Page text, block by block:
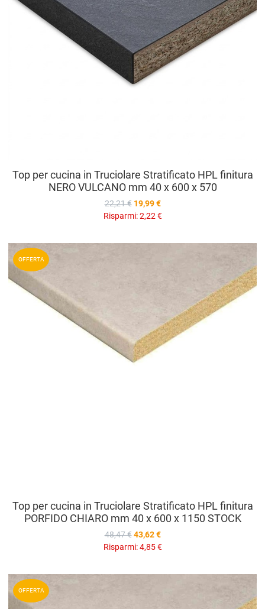
Top per cucina in Truciolare Stratificato HPL finitura
NERO VULCANO mm 40 x 600 x 570
22,21 € 19,99 €
Risparmi:2,22 €
OFFERTA
Top per cucina in Truciolare Stratificato HPL finitura
PORFIDO CHIARO mm 40 x 600 x 1150 STOCK
48,47 € 43,62 €
Risparmi:4,85 €
OFFERTA